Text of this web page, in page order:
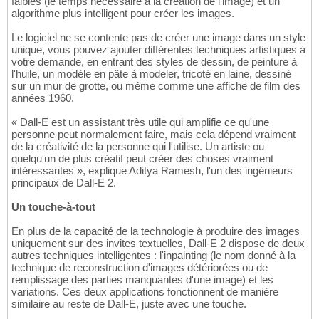
algorithme plus intelligent pour créer les images.
Le logiciel ne se contente pas de créer une image dans un style
unique, vous pouvez ajouter différentes techniques artistiques à
votre demande, en entrant des styles de dessin, de peinture à
l'huile, un modèle en pâte à modeler, tricoté en laine, dessiné
sur un mur de grotte, ou même comme une affiche de film des
années 1960.
« Dall-E est un assistant très utile qui amplifie ce qu'une
personne peut normalement faire, mais cela dépend vraiment
de la créativité de la personne qui l'utilise. Un artiste ou
quelqu'un de plus créatif peut créer des choses vraiment
intéressantes », explique Aditya Ramesh, l'un des ingénieurs
principaux de Dall-E 2.
Un touche-à-tout
En plus de la capacité de la technologie à produire des images
uniquement sur des invites textuelles, Dall-E 2 dispose de deux
autres techniques intelligentes : l'inpainting (le nom donné à la
technique de reconstruction d'images détériorées ou de
remplissage des parties manquantes d'une image) et les
variations. Ces deux applications fonctionnent de manière
similaire au reste de Dall-E, juste avec une touche.